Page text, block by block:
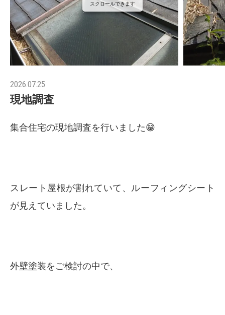
スクロールできます
2026.07.25
現地調査
集合住宅の現地調査を行いました😁
スレート屋根が割れていて、ルーフィングシート
が見えていました。
外壁塗装をご検討の中で、